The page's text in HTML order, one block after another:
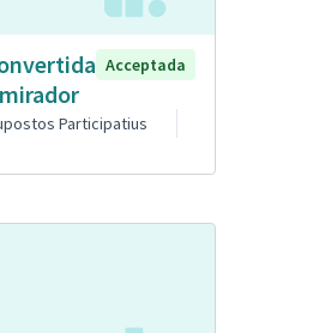
Acceptada
Participatius